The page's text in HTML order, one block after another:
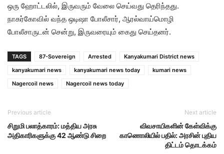
ஒரு ஹோட்டலில், இருவரும் வேலை செய்வது தெரிந்தது.
நாகர்கோவில் வந்த ஒடிஷா போலீசார், ஆரல்வாய்மொழி
போலீசாருடன் சென்று, இருவரையும் கைது செய்தனர்.
TAGS 87-Sovereign Arrested
Kanyakumari District news
kanyakumari news
kanyakumari news today
kumari news
Nagercoil news
Nagercoil news today
Previous article
சிறுமி பலாத்காரம்: மத்திய அரசு
அதிகாரிகளுக்கு 42 ஆண்டு சிறை
Next article
விவசாயிகளின் கேள்விக்கு
காணொலியில் பதில்: அரசின் புதிய
திட்டம் தொடக்கம்